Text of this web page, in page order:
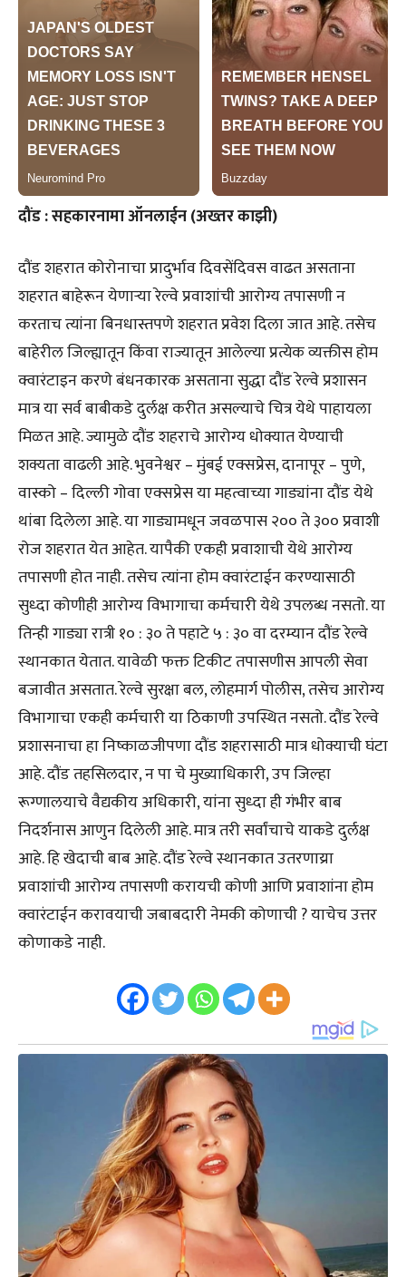
दौंड : सहकारनामा ऑनलाईन (अख्तर काझी)
दौंड शहरात कोरोनाचा प्रादुर्भाव दिवसेंदिवस वाढत असताना
शहरात बाहेरून येणाऱ्या रेल्वे प्रवाशांची आरोग्य तपासणी न
करताच त्यांना बिनधास्तपणे शहरात प्रवेश दिला जात आहे. तसेच
बाहेरील जिल्ह्यातून किंवा राज्यातून आलेल्या प्रत्येक व्यक्तीस होम
क्वारंटाइन करणे बंधनकारक असताना सुद्धा दौंड रेल्वे प्रशासन
मात्र या सर्व बाबीकडे दुर्लक्ष करीत असल्याचे चित्र येथे पाहायला
मिळत आहे. ज्यामुळे दौंड शहराचे आरोग्य धोक्यात येण्याची
शक्यता वाढली आहे. भुवनेश्वर – मुंबई एक्सप्रेस, दानापूर – पुणे,
वास्को – दिल्ली गोवा एक्सप्रेस या महत्वाच्या गाड्यांना दौंड येथे
थांबा दिलेला आहे. या गाड्यामधून जवळपास २०० ते ३०० प्रवाशी
रोज शहरात येत आहेत. यापैकी एकही प्रवाशाची येथे आरोग्य
तपासणी होत नाही. तसेच त्यांना होम क्वारंटाईन करण्यासाठी
सुध्दा कोणीही आरोग्य विभागाचा कर्मचारी येथे उपलब्ध नसतो. या
तिन्ही गाड्या रात्री १० : ३० ते पहाटे ५ : ३० वा दरम्यान दौंड रेल्वे
स्थानकात येतात. यावेळी फक्त टिकीट तपासणीस आपली सेवा
बजावीत असतात. रेल्वे सुरक्षा बल, लोहमार्ग पोलीस, तसेच आरोग्य
विभागाचा एकही कर्मचारी या ठिकाणी उपस्थित नसतो. दौंड रेल्वे
प्रशासनाचा हा निष्काळजीपणा दौंड शहरासाठी मात्र धोक्याची घंटा
आहे. दौंड तहसिलदार, न पा चे मुख्याधिकारी, उप जिल्हा
रूग्णालयाचे वैद्यकीय अधिकारी, यांना सुध्दा ही गंभीर बाब
निदर्शनास आणुन दिलेली आहे. मात्र तरी सर्वांचाचे याकडे दुर्लक्ष
आहे. हि खेदाची बाब आहे. दौंड रेल्वे स्थानकात उतरणाय्रा
प्रवाशांची आरोग्य तपासणी करायची कोणी आणि प्रवाशांना होम
क्वारंटाईन करावयाची जबाबदारी नेमकी कोणाची ? याचेच उत्तर
कोणाकडे नाही.